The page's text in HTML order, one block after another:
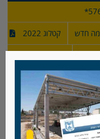
מה חדש קטלוג 2022